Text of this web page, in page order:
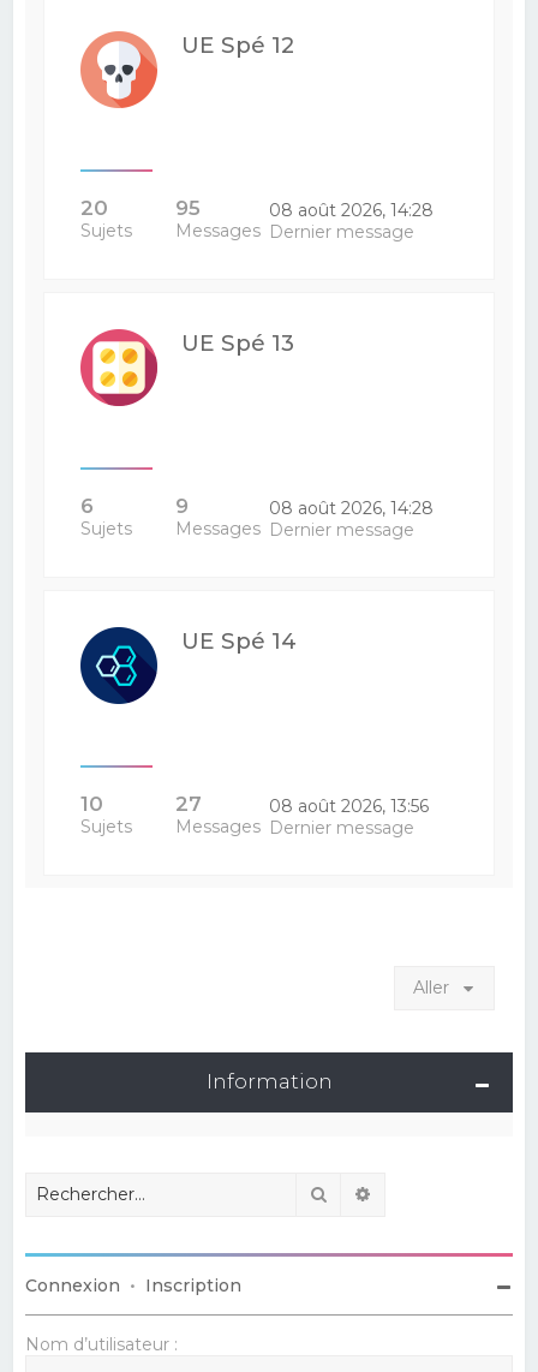
UE Spé 12
20
Sujets
95
Messages
08 août 2026, 14:28
Dernier message
UE Spé 13
6
Sujets
9
Messages
08 août 2026, 14:28
Dernier message
UE Spé 14
10
Sujets
27
Messages
08 août 2026, 13:56
Dernier message
Aller
Information
Rechercher
Connexion • Inscription
Nom d’utilisateur :